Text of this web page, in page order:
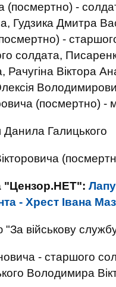
(посмертно) -
Гудзика Дмитра
-
солдата,
Віктора
(посмертно) -
Галицького
"Цензор.НЕТ":
- Хрест Івана
військову службу
- старшого
Володимира